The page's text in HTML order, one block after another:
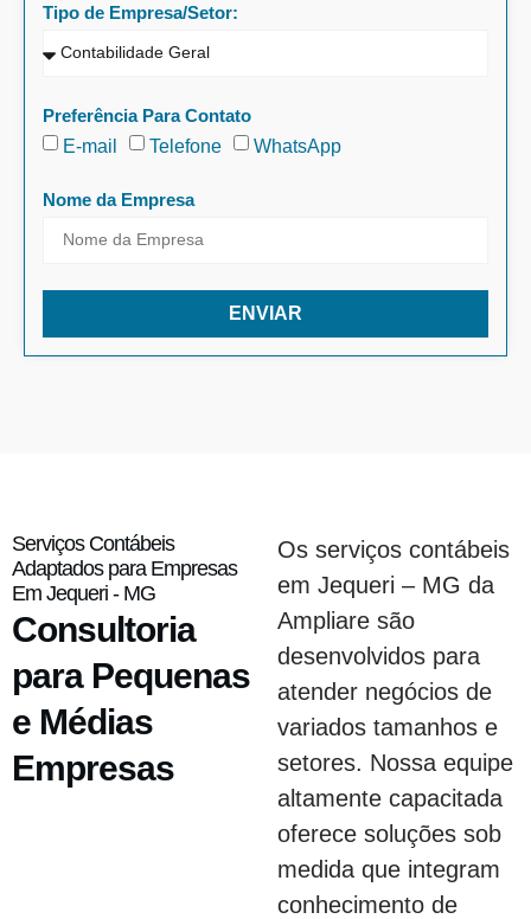
Tipo de Empresa/Setor:
Preferência Para Contato
E-mail
Telefone WhatsApp
Nome da Empresa
ENVIAR
Serviços Contábeis
Adaptados para Empresas
Em Jequeri - MG
Consultoria
para Pequenas
e Médias
Empresas
Os serviços contábeis
em Jequeri – MG da
Ampliare são
desenvolvidos para
atender negócios de
variados tamanhos e
setores. Nossa equipe
altamente capacitada
oferece soluções sob
medida que integram
conhecimento de